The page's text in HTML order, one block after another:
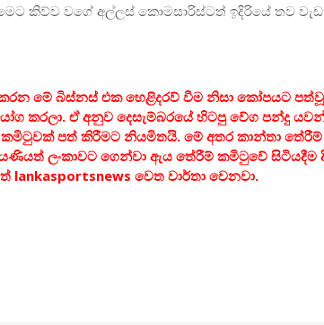
කිව්ව වගේ අල්ලස් කොමසාරිස්ටත් ඉදිරියේ තව
මේ බිස්නස් එක හෙළිදරව් වීම නිසා කෝපයට පත්වූ
කරලා. ඒ අනුව දෙසැම්බරයේ හිටපු වේග පන්දු
පත් කිරීමට නියමිතයි. මේ අතර කාන්තා
ලංකාවට ගෙන්වා ඇය තේරීම් කමිටුවේ
වෙත වාර්තා වෙනවා.